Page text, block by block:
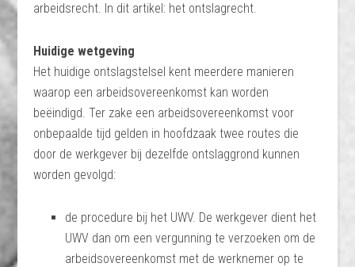
arbeidsrecht. In dit artikel: het ontslagrecht.
Huidige wetgeving
Het huidige ontslagstelsel kent meerdere manieren
waarop een arbeidsovereenkomst kan worden
beëindigd. Ter zake een arbeidsovereenkomst voor
onbepaalde tijd gelden in hoofdzaak twee routes die
door de werkgever bij dezelfde ontslaggrond kunnen
worden gevolgd:
de procedure bij het UWV. De werkgever dient het
UWV dan om een vergunning te verzoeken om de
arbeidsovereenkomst met de werknemer op te